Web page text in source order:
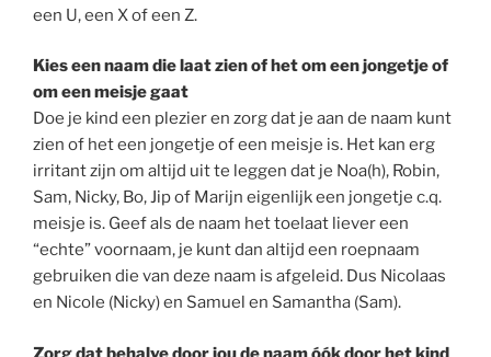
een U, een X of een Z.
Kies een naam die laat zien of het om een jongetje of
om een meisje gaat
Doe je kind een plezier en zorg dat je aan de naam kunt
zien of het een jongetje of een meisje is. Het kan erg
irritant zijn om altijd uit te leggen dat je Noa(h), Robin,
Sam, Nicky, Bo, Jip of Marijn eigenlijk een jongetje c.q.
meisje is. Geef als de naam het toelaat liever een
“echte” voornaam, je kunt dan altijd een roepnaam
gebruiken die van deze naam is afgeleid. Dus Nicolaas
en Nicole (Nicky) en Samuel en Samantha (Sam).